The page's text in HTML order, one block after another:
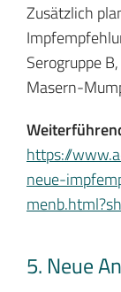
Zusätzlich
Serogruppe
Masern-
https://
neue-
5. Neue